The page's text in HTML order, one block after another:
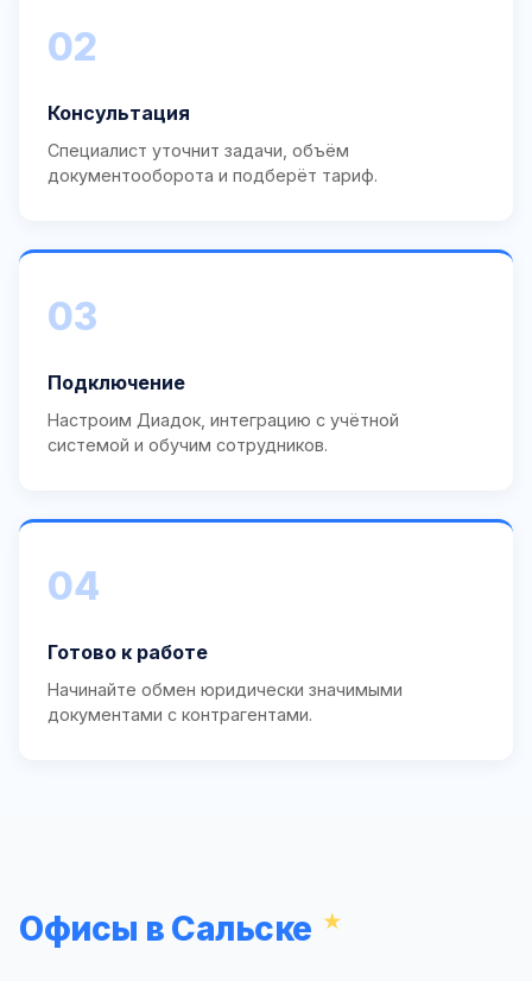
02
Консультация
Специалист уточнит задачи, объём
документооборота и подберёт тариф.
03
Подключение
Настроим Диадок, интеграцию с учётной
системой и обучим сотрудников.
04
Готово к работе
Начинайте обмен юридически значимыми
документами с контрагентами.
Офисы в Сальске